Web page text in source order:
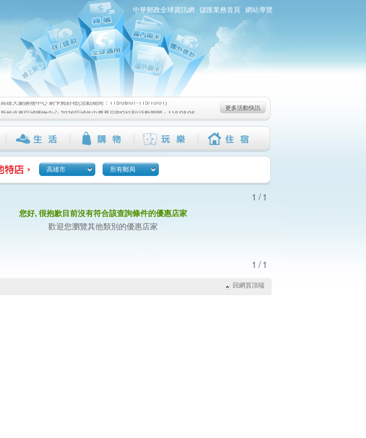
中華郵政全球資訊網 儲匯業務首頁 網站導覽
高雄大樂購物中心 刷卡郵好禮(活動期間：115/08/07-115/10/01)
新竹遠東巨城購物中心 2026巨城年中慶夏日BIG好刷(活動期間：115/08/06-
115/08/26)
臺北三創生活 有點東西第2波 刷卡郵好禮(活動期間：115/08/06-115/09/02)
高雄大樂購物中心 刷卡郵好禮(活動期間：115/08/07-115/10/01)
新竹遠東巨城購物中心 2026巨城年中慶夏日BIG好刷(活動期間：115/08/06-
115/08/26)
臺北三創生活 有點東西第2波 刷卡郵好禮(活動期間：115/08/06-115/09/02)
更多活動快訊
高雄市 所有郵局
1/1
您好, 很抱歉目前沒有符合該查詢條件的優惠店家
歡迎您瀏覽其他類別的優惠店家
1/1
回網頁頂端